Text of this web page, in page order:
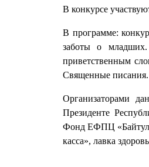
В конкурсе
В программе:
заботы о младших.
приветственным
Священные писания.
Организаторами
Президенте
Фонд ЕФПЦ «Байтул
касса», лавка